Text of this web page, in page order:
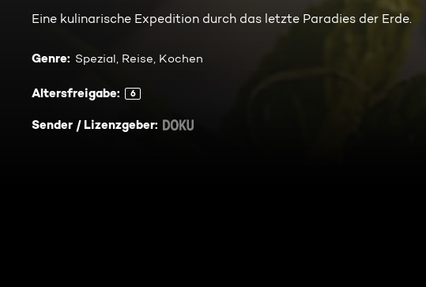
Eine kulinarische Expedition durch das letzte Paradies der Erde.
Genre: Spezial, Reise, Kochen
Altersfreigabe: 6
Sender / Lizenzgeber: